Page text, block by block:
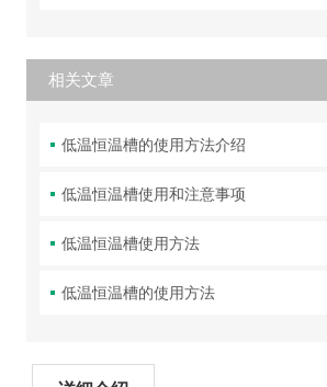
相关文章
低温恒温槽的使用方法介绍
低温恒温槽使用和注意事项
低温恒温槽使用方法
低温恒温槽的使用方法